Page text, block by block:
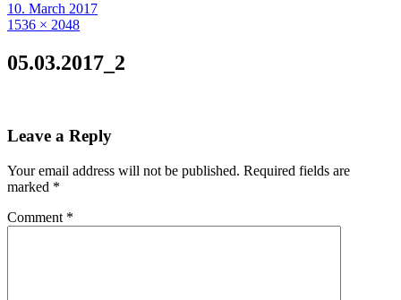
10. March 2017
1536 × 2048
05.03.2017_2
Leave a Reply
Your email address will not be published. Required fields are
marked *
Comment *